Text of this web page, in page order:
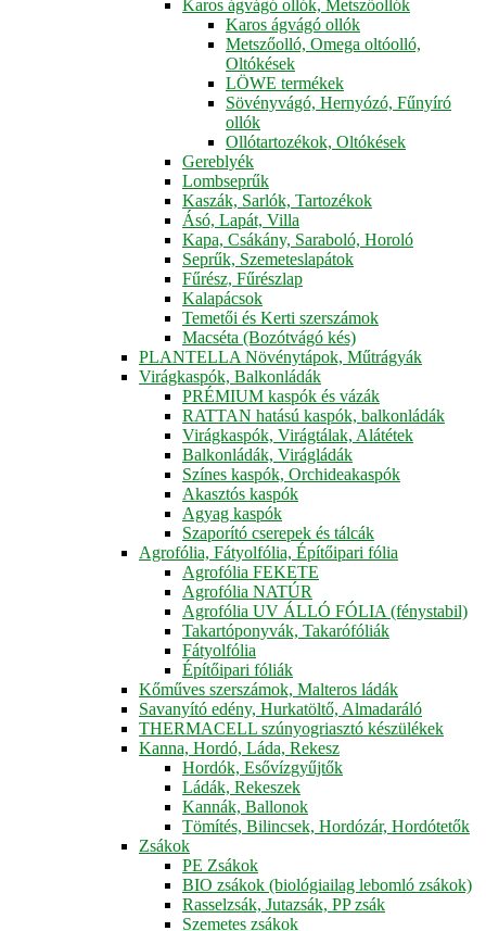
Karos ágvágó ollók, Metszőollók
Karos ágvágó ollók
Metszőolló, Omega oltóolló,
Oltókések
LÖWE termékek
Sövényvágó, Hernyózó, Fűnyíró
ollók
Ollótartozékok, Oltókések
Gereblyék
Lombseprűk
Kaszák, Sarlók, Tartozékok
Ásó, Lapát, Villa
Kapa, Csákány, Saraboló, Horoló
Seprűk, Szemeteslapátok
Fűrész, Fűrészlap
Kalapácsok
Temetői és Kerti szerszámok
Macséta (Bozótvágó kés)
PLANTELLA Növénytápok, Műtrágyák
Virágkaspók, Balkonládák
PRÉMIUM kaspók és vázák
RATTAN hatású kaspók, balkonládák
Virágkaspók, Virágtálak, Alátétek
Balkonládák, Virágládák
Színes kaspók, Orchideakaspók
Akasztós kaspók
Agyag kaspók
Szaporító cserepek és tálcák
Agrofólia, Fátyolfólia, Építőipari fólia
Agrofólia FEKETE
Agrofólia NATÚR
Agrofólia UV ÁLLÓ FÓLIA (fénystabil)
Takartóponyvák, Takarófóliák
Fátyolfólia
Építőipari fóliák
Kőműves szerszámok, Malteros ládák
Savanyító edény, Hurkatöltő, Almadaráló
THERMACELL szúnyogriasztó készülékek
Kanna, Hordó, Láda, Rekesz
Hordók, Esővízgyűjtők
Ládák, Rekeszek
Kannák, Ballonok
Tömítés, Bilincsek, Hordózár, Hordótetők
Zsákok
PE Zsákok
BIO zsákok (biológiailag lebomló zsákok)
Rasselzsák, Jutazsák, PP zsák
Szemetes zsákok